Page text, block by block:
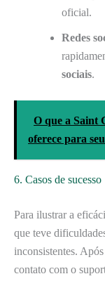
oficial.
Redes
sociais.
O que a Saint
oferece para
6. Casos de sucesso
Para ilustrar a
que teve
inconsistentes.
contato com o